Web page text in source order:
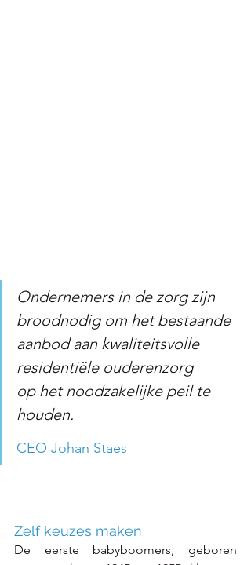
Ondernemers in de zorg zijn
broodnodig om het bestaande
aanbod aan kwaliteitsvolle
residentiële ouderenzorg
op het noodzakelijke peil te
houden.
CEO Johan Staes
Zelf keuzes maken
De eerste babyboomers, geboren